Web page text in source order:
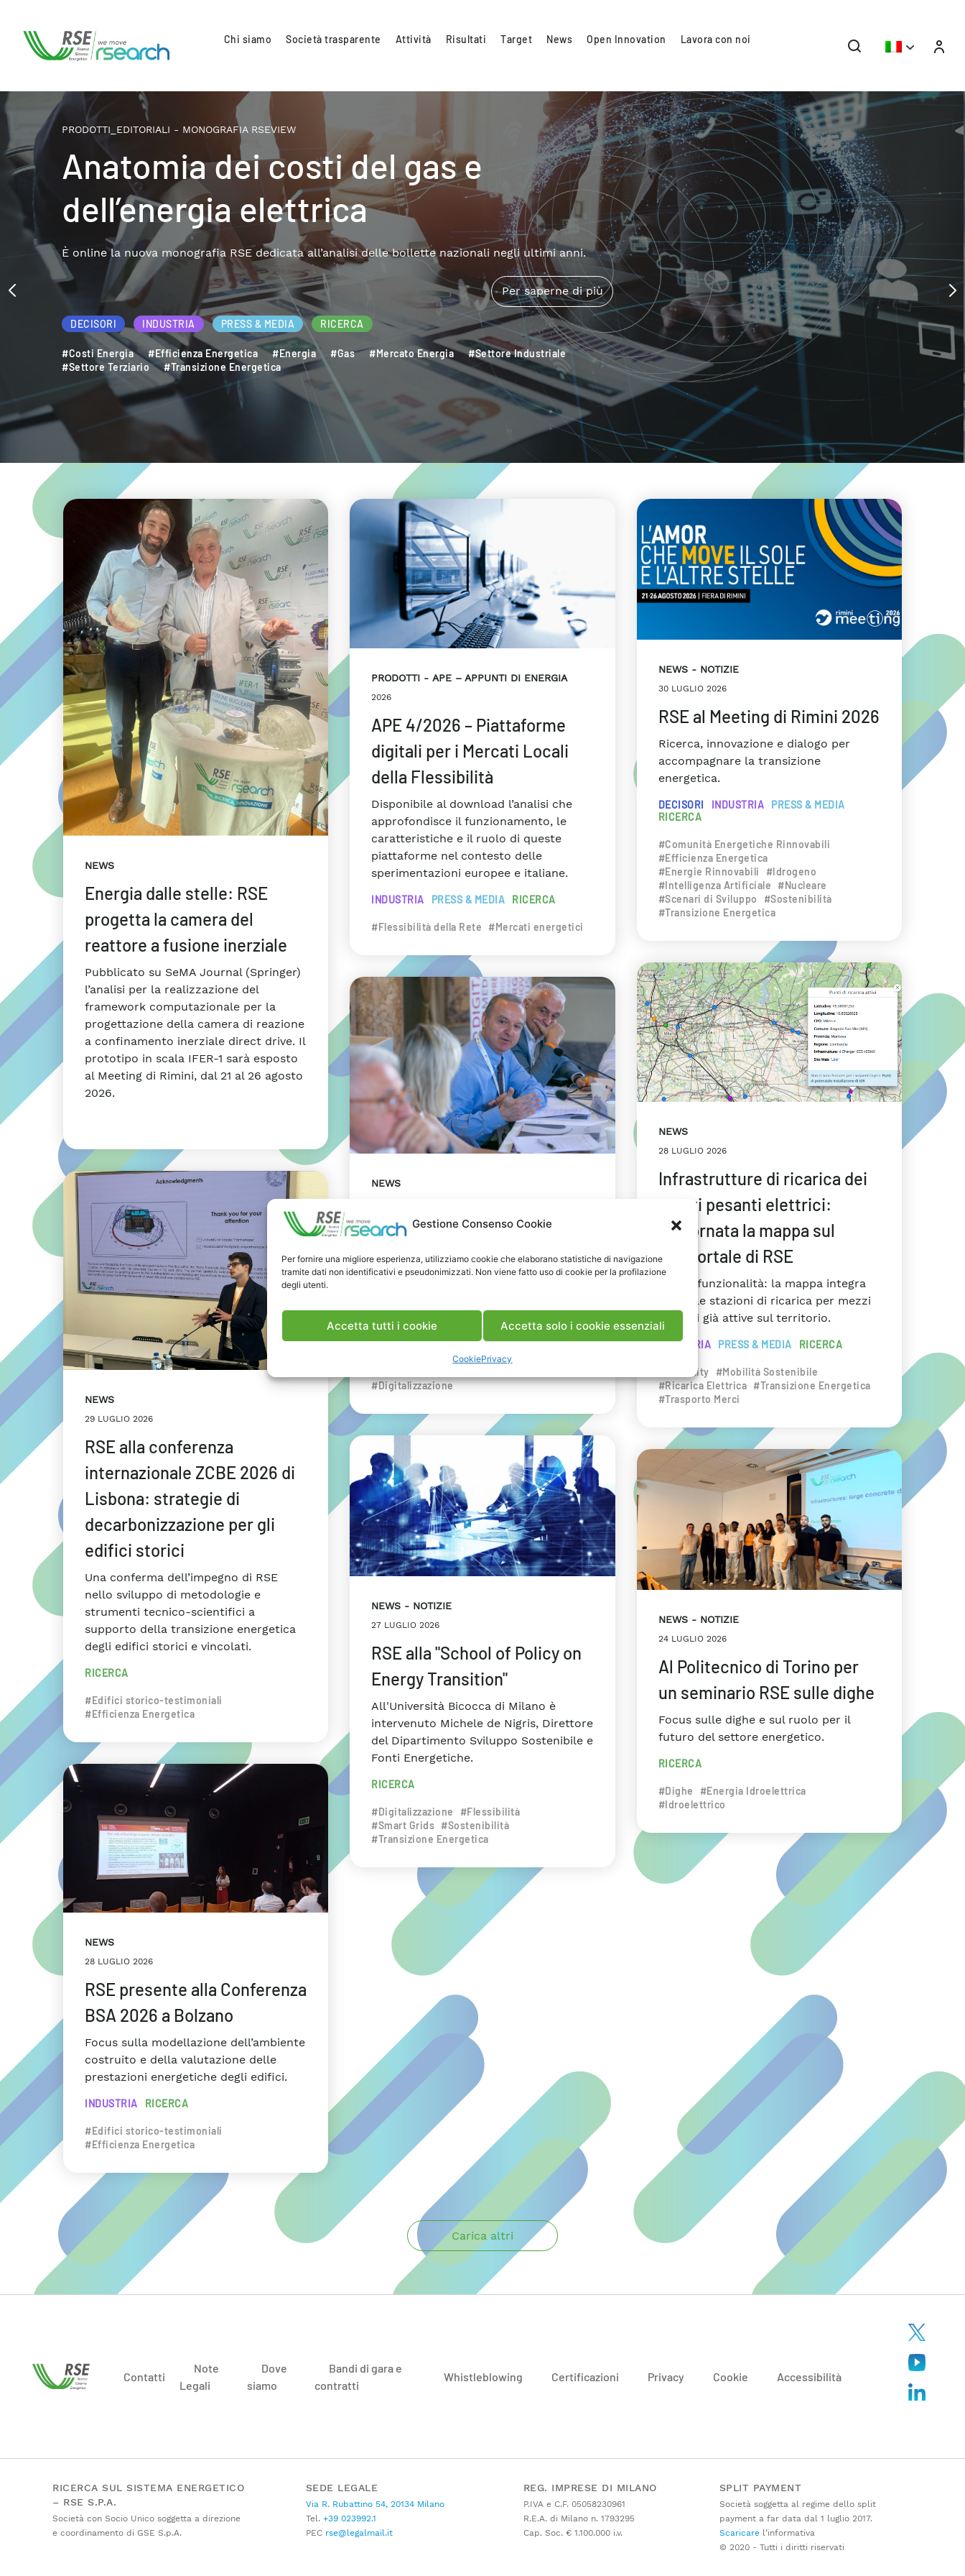
Gestione Consenso Cookie
Per fornire una migliore esperienza, utilizziamo cookie che elaborano statistiche di navigazione
tramite dati non identificativi e pseudonimizzati. Non viene fatto uso di cookie per la profilazione
degli utenti.
Accetta tutti i cookie Accetta solo i cookie essenziali
CookiePrivacy
Chi siamo Società trasparente Attività Risultati Target News Open Innovation Lavora con noi
PRODOTTI_EDITORIALI - MONOGRAFIA RSEVIEW
Anatomia dei costi del gas e
dell’energia elettrica
È online la nuova monografia RSE dedicata all’analisi delle bollette nazionali negli ultimi anni.
Per saperne di più
DECISORI INDUSTRIA PRESS & MEDIA RICERCA
#Costi Energia #Efficienza Energetica #Energia #Gas #Mercato Energia
#Settore Industriale
#Settore Terziario
#Transizione Energetica
NEWS
Energia dalle stelle: RSE
progetta la camera del
reattore a fusione inerziale
Pubblicato su SeMA Journal (Springer)
l’analisi per la realizzazione del
framework computazionale per la
progettazione della camera di reazione
a confinamento inerziale direct drive. Il
prototipo in scala IFER-1 sarà esposto
al Meeting di Rimini, dal 21 al 26 agosto
2026.
NEWS
29 LUGLIO 2026
RSE alla conferenza
internazionale ZCBE 2026 di
Lisbona: strategie di
decarbonizzazione per gli
edifici storici
Una conferma dell’impegno di RSE
nello sviluppo di metodologie e
strumenti tecnico-scientifici a
supporto della transizione energetica
degli edifici storici e vincolati.
RICERCA
#Edifici storico-testimoniali
#Efficienza Energetica
NEWS
28 LUGLIO 2026
RSE presente alla Conferenza
BSA 2026 a Bolzano
Focus sulla modellazione dell’ambiente
costruito e della valutazione delle
prestazioni energetiche degli edifici.
INDUSTRIA RICERCA
#Edifici storico-testimoniali
#Efficienza Energetica
PRODOTTI APE – APPUNTI DI ENERGIA
2026
APE 4/2026 – Piattaforme
digitali per i Mercati Locali
della Flessibilità
Disponibile al download l’analisi che
approfondisce il funzionamento, le
caratteristiche e il ruolo di queste
piattaforme nel contesto delle
sperimentazioni europee e italiane.
INDUSTRIA PRESS & MEDIA RICERCA
#Flessibilità della Rete #Mercati energetici
NEWS
Presentazione del Rapporto
Innov-E 2026
del convegno targato I-Com.
INDUSTRIA RICERCA
#Digitalizzazione
NEWS NOTIZIE
27 LUGLIO 2026
RSE alla "School of Policy on
Energy Transition"
All'Università Bicocca di Milano è
intervenuto Michele de Nigris, Direttore
del Dipartimento Sviluppo Sostenibile e
Fonti Energetiche.
RICERCA
#Digitalizzazione
#Flessibilità
#Smart Grids #Sostenibilità
#Transizione Energetica
NEWS NOTIZIE
30 LUGLIO 2026
RSE al Meeting di Rimini 2026
Ricerca, innovazione e dialogo per
accompagnare la transizione
energetica.
DECISORI INDUSTRIA
PRESS & MEDIA
RICERCA
#Comunità Energetiche Rinnovabili
#Efficienza Energetica
#Energie Rinnovabili
#Idrogeno
#Intelligenza Artificiale
#Nucleare
#Scenari di Sviluppo
#Sostenibilità
#Transizione Energetica
NEWS
28 LUGLIO 2026
Infrastrutture di ricarica dei
mezzi pesanti elettrici:
aggiornata la mappa sul
Geoportale di RSE
Nuova funzionalità: la mappa integra
anche le stazioni di ricarica per mezzi
pesanti già attive sul territorio.
INDUSTRIA PRESS & MEDIA RICERCA
#eMobility
#Mobilità Sostenibile
#Ricarica Elettrica #Transizione Energetica
#Trasporto Merci
NEWS NOTIZIE
24 LUGLIO 2026
Al Politecnico di Torino per
un seminario RSE sulle dighe
Focus sulle dighe e sul ruolo per il
futuro del settore energetico.
RICERCA
#Dighe
#Energia Idroelettrica
#Idroelettrico
Carica altri
Contatti
Note
Legali
Dove
siamo
Bandi di gara e
contratti
Whistleblowing Certificazioni Privacy Cookie Accessibilità
RICERCA SUL SISTEMA ENERGETICO
– RSE S.P.A.
Società con Socio Unico soggetta a direzione
e coordinamento di GSE S.p.A.
SEDE LEGALE
Via R. Rubattino 54, 20134 Milano
Tel.+39 023992.1
PECrse@legalmail.it
REG. IMPRESE DI MILANO
P.IVA e C.F. 05058230961
R.E.A. di Milano n. 1793295
Cap. Soc. € 1.100.000 i.v.
SPLIT PAYMENT
Società soggetta al regime dello split
payment a far data dal 1 luglio 2017.
Scaricarel’informativa
© 2020 - Tutti i diritti riservati